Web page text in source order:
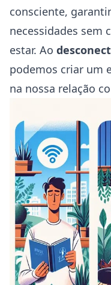
consciente,
necessidades sem
estar. Ao
podemos criar um
na nossa relação